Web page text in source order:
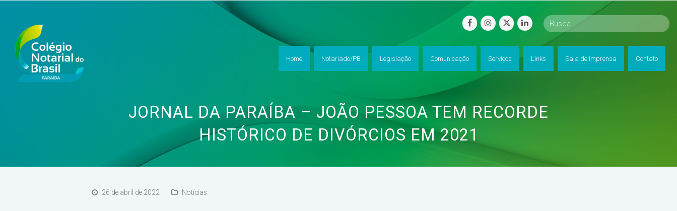
facebookinstagram
twitterlinkedin
Home Notariado/PB Legislação Comunicação Serviços Links Sala de Imprensa Contato
JORNAL DA PARAÍBA – JOÃO PESSOA TEM RECORDE
HISTÓRICO DE DIVÓRCIOS EM 2021
26 de abril de 2022 Notícias